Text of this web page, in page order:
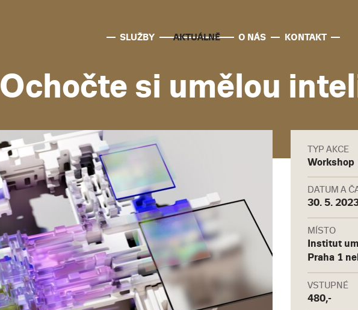
SLUŽBY AKTUÁLNĚ O NÁS KONTAKT
Ochočte si umělou
TYP AKCE
Workshop
DATUM A
30. 5.
MÍSTO
Institut
Praha 1
VSTUPNÉ
480,-